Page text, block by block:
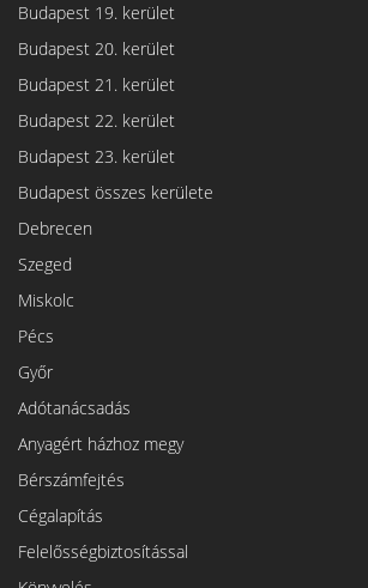
Budapest 19. kerület
Budapest 20. kerület
Budapest 21. kerület
Budapest 22. kerület
Budapest 23. kerület
Budapest összes kerülete
Debrecen
Szeged
Miskolc
Pécs
Győr
Adótanácsadás
Anyagért házhoz megy
Bérszámfejtés
Cégalapítás
Felelősségbiztosítással